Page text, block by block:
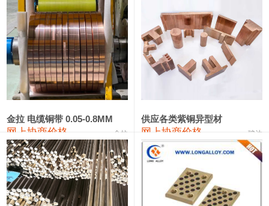
漆包线 111,970—115,970 113,970
磷铜合金 110,800—117,600 114,200 400
无氧铜丝(硬) 109,710—110,010 109,860
R410A专用紫铜管 113,700—113,700
铸造铝合金锭(A380） 26,300—26,500 26,400 100
铝合金ADC12 24,200—24,400 100
铸造铝合金锭(ZL102) 24,300—24,500 24,400
金拉 电缆铜带 0.05-0.8MM
网上协商价格 金拉
供应各类紫铜异型材
网上协商价格 骏达